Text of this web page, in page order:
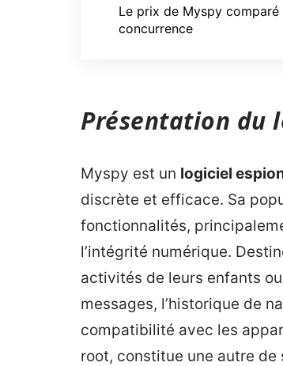
Le prix de Myspy comparé
concurrence
Présentation du
Myspy est un logiciel
discrète et efficace. Sa
fonctionnalités,
l’intégrité numérique.
activités de leurs enfants
messages, l’historique de
compatibilité avec les
root, constitue une autre de